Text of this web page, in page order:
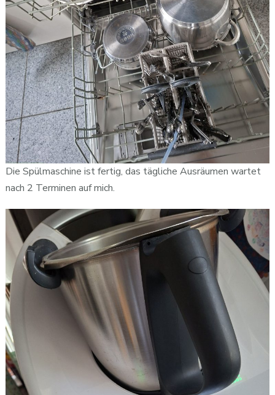
Die Spülmaschine ist fertig, das tägliche Ausräumen wartet
nach 2 Terminen auf mich.